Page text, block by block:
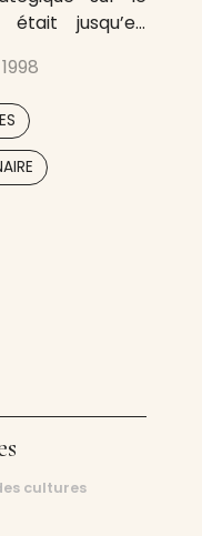
jusqu’en
idées de la
Depuis
au numérique,
par notre
[…]
cultures